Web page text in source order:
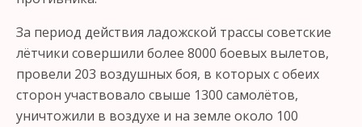
За период действия ладожской трассы советские
лётчики совершили более 8000 боевых вылетов,
провели 203 воздушных боя, в которых с обеих
сторон участвовало свыше 1300 самолётов,
уничтожили в воздухе и на земле около 100